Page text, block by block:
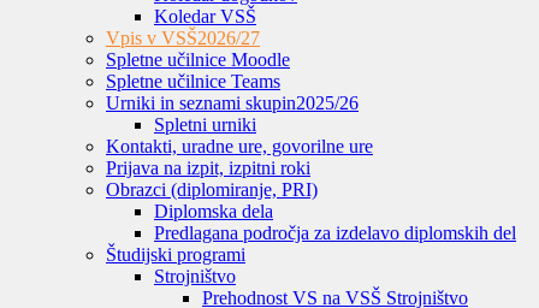
Koledar VSŠ
Vpis v VSŠ2026/27
Spletne učilnice Moodle
Spletne učilnice Teams
Urniki in seznami skupin2025/26
Spletni urniki
Kontakti, uradne ure, govorilne ure
Prijava na izpit, izpitni roki
Obrazci (diplomiranje, PRI)
Diplomska dela
Predlagana področja za izdelavo diplomskih del
Študijski programi
Strojništvo
Prehodnost VS na VSŠ Strojništvo